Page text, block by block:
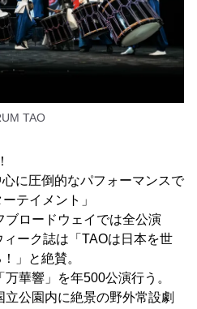
TAO
に圧倒的なパフォーマンスで
テイメント」
ブロードウェイでは全公演
ーク誌は「TAOは日本を世
」と絶賛。
華響」を年500公演行う。
公園内に絶景の野外常設劇